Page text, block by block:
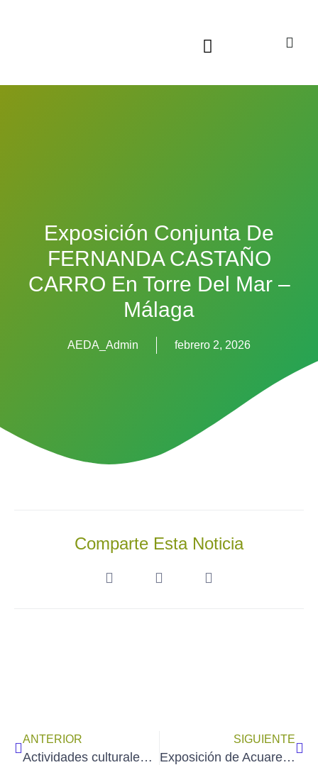
Exposición Conjunta De
FERNANDA CASTAÑO
CARRO En Torre Del Mar –
Málaga
AEDA_Admin febrero 2, 2026
Comparte Esta Noticia
ANTERIOR
Actividades culturales de AEDA en febrero de 2026
SIGUIENTE
Exposición de Acuarelas de ICIAR CÁMARA en el Espacio de Núñez de Balboa, 40 de Madrid (del 30/1 al 27/2/2026)